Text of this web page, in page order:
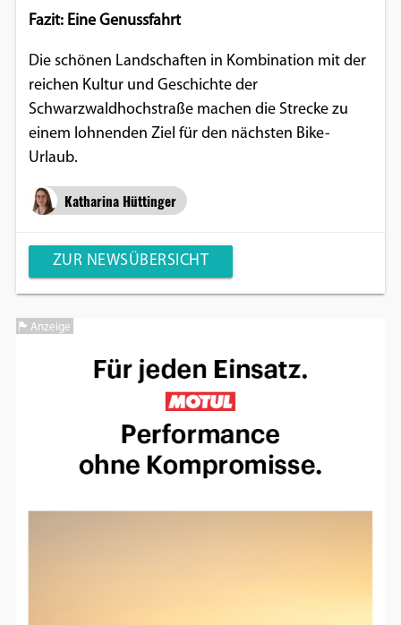
Fazit: Eine Genussfahrt
Die schönen Landschaften in Kombination mit der
reichen Kultur und Geschichte der
Schwarzwaldhochstraße machen die Strecke zu
einem lohnenden Ziel für den nächsten Bike-
Urlaub.
Katharina Hüttinger
ZUR NEWSÜBERSICHT
Anzeige